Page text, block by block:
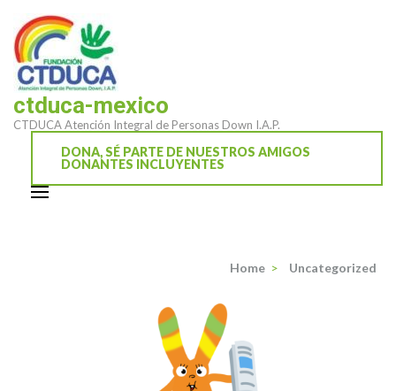
contenido
(presiona
tecla
ctduca-mexico
CTDUCA Atención Integral de Personas Down I.A.P.
DONA, SÉ PARTE DE NUESTROS AMIGOS
DONANTES INCLUYENTES
Home > Uncategorized